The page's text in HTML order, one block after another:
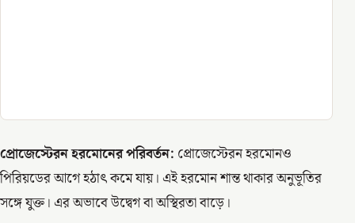
প্রোজেস্টেরন হরমোনের পরিবর্তন: প্রোজেস্টেরন হরমোনও
পিরিয়ডের আগে হঠাৎ কমে যায়। এই হরমোন শান্ত থাকার অনুভূতির
সঙ্গে যুক্ত। এর অভাবে উদ্বেগ বা অস্থিরতা বাড়ে।